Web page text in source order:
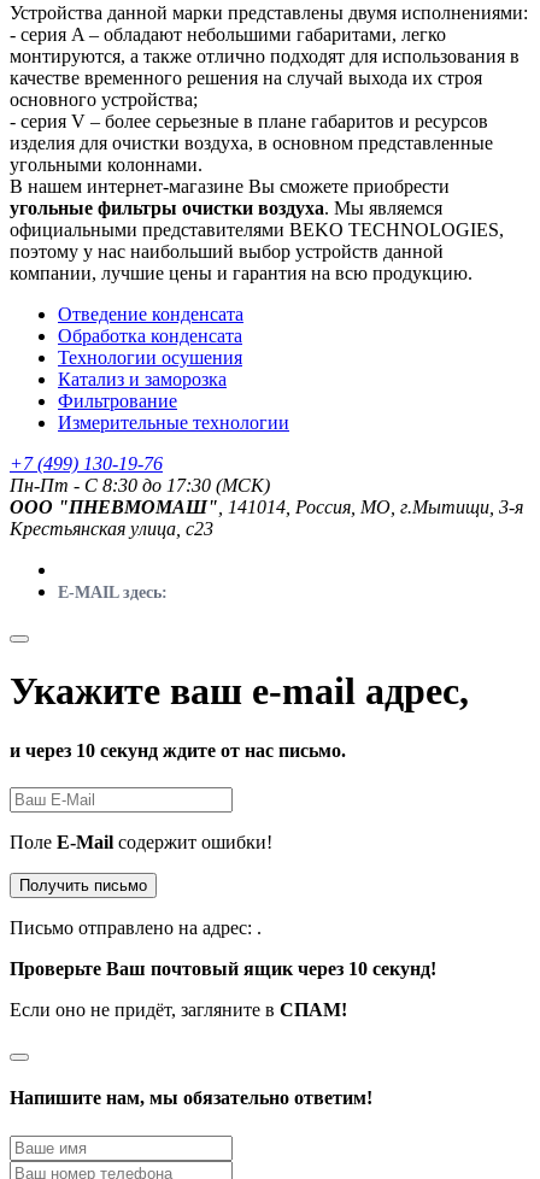
Устройства данной марки представлены двумя исполнениями:
- серия A – обладают небольшими габаритами, легко
монтируются, а также отлично подходят для использования в
качестве временного решения на случай выхода их строя
основного устройства;
- серия V – более серьезные в плане габаритов и ресурсов
изделия для очистки воздуха, в основном представленные
угольными колоннами.
В нашем интернет-магазине Вы сможете приобрести
угольные фильтры очистки воздуха. Мы являемся
официальными представителями BEKO TECHNOLOGIES,
поэтому у нас наибольший выбор устройств данной
компании, лучшие цены и гарантия на всю продукцию.
Отведение конденсата
Обработка конденсата
Технологии осушения
Катализ и заморозка
Фильтрование
Измерительные технологии
+7 (499) 130-19-76
Пн-Пт - C 8:30 до 17:30 (МСК)
ООО "ПНЕВМОМАШ" , 141014, Россия, МО, г.Мытищи, 3-я
Крестьянская улица, с23
E-MAIL здесь:
Укажите ваш e-mail адрес,
и через 10 секунд ждите от нас письмо.
Поле E-Mail содержит ошибки!
Получить письмо
Письмо отправлено на адрес: .
Проверьте Ваш почтовый ящик через 10 секунд!
Если оно не придёт, загляните в СПАМ!
Напишите нам, мы обязательно ответим!